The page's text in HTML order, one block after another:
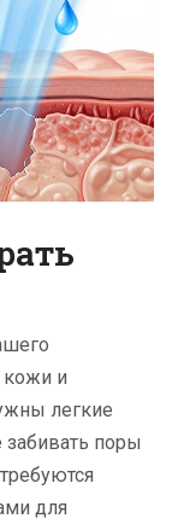
кожи и
легкие
поры
для